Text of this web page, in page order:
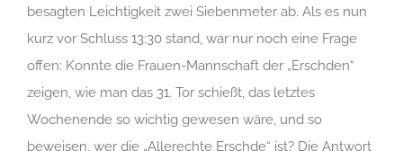
besagten Leichtigkeit zwei Siebenmeter ab. Als es nun
kurz vor Schluss 13:30 stand, war nur noch eine Frage
offen: Konnte die Frauen-Mannschaft der „Erschden“
zeigen, wie man das 31. Tor schießt, das letztes
Wochenende so wichtig gewesen wäre, und so
beweisen, wer die „Allerechte Erschde“ ist? Die Antwort